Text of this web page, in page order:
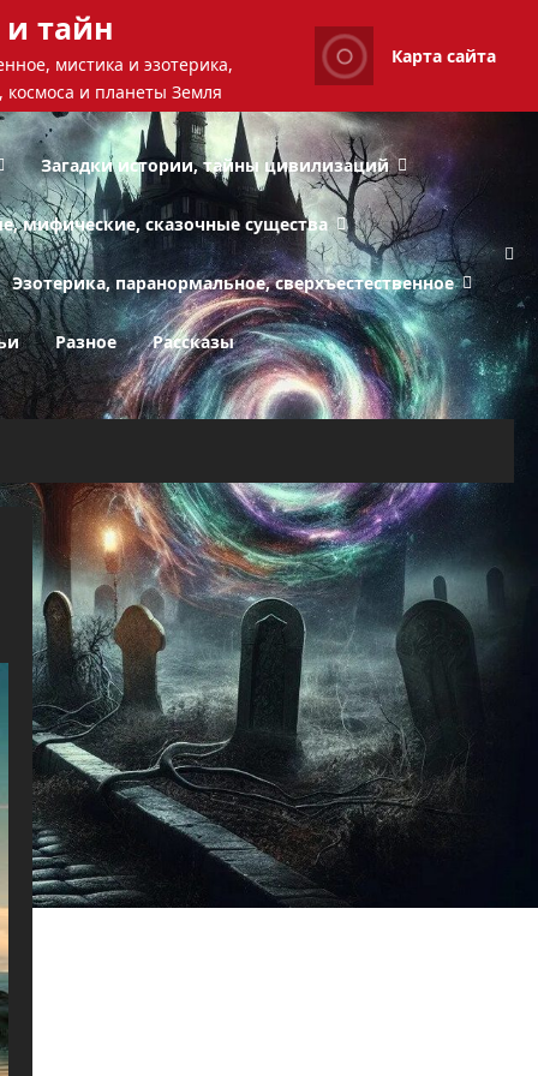
тайн
мистика и эзотерика,
космоса и планеты Земля
Карта сайта
Загадки истории, тайны цивилизаций
мифические, сказочные существа
Эзотерика, паранормальное, сверхъестественное
Разное Рассказы